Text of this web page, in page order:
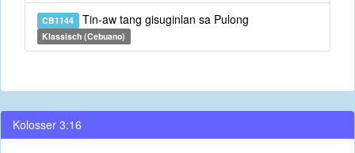
CB1144 Tin-aw tang gisuginlan sa Pulong
Klassisch (Cebuano)
Kolosser 3:16